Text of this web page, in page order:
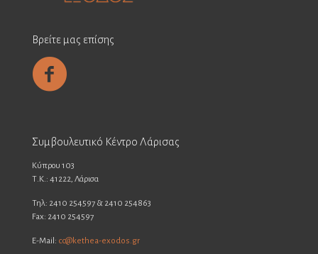
Βρείτε μας επίσης
Συμβουλευτικό Κέντρο Λάρισας
Κύπρου 103
Τ.Κ.: 41222, Λάρισα
Τηλ: 2410 254597 & 2410 254863
Fax: 2410 254597
E-Mail: cc@kethea-exodos.gr